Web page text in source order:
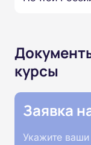
курсы
Заявка
Укажите